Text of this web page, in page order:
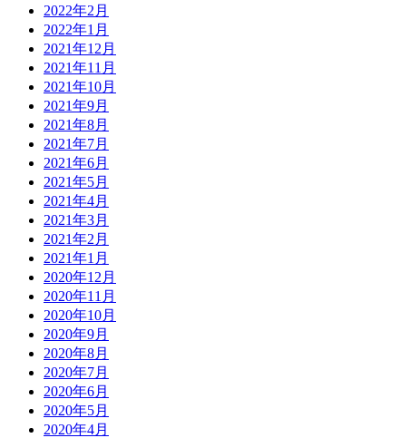
2022年2月
2022年1月
2021年12月
2021年11月
2021年10月
2021年9月
2021年8月
2021年7月
2021年6月
2021年5月
2021年4月
2021年3月
2021年2月
2021年1月
2020年12月
2020年11月
2020年10月
2020年9月
2020年8月
2020年7月
2020年6月
2020年5月
2020年4月